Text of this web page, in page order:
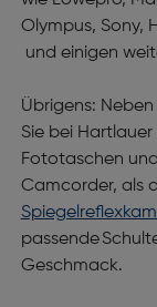
Olympus, Sony,
und einigen
Übrigens:
Sie bei
Fototaschen
Camcorder, als
passende
Geschmack.